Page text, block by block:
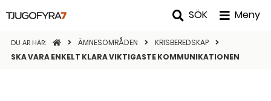
SÖK Meny
DU ÄR HÄR: STARTSIDANÄMNESOMRÅDEN
KRISBEREDSKAP
SKA VARA ENKELT KLARA VIKTIGASTE KOMMUNIKATIONEN